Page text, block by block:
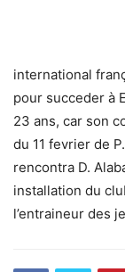
international
pour succeder à
23 ans, car son
du 11 fevrier de
rencontra D.
installation du
l’entraineur des